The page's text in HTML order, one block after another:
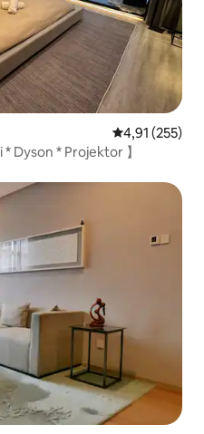
4,91 av 5 i
4,91 (255)
Dyson * Projektor 】